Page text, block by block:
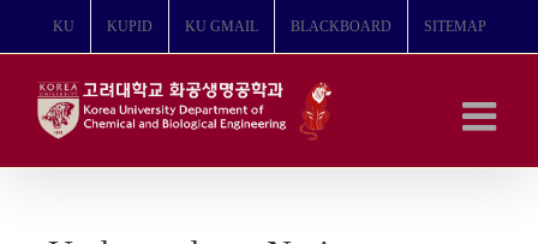
뛰
KU KUPID KU GMAIL BLACKBOARD SITEMAP